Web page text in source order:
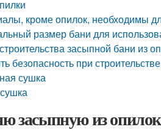
кроме опилок, необходимы
размер бани для
засыпной бани из
безопасность при
сушка
засыпную из